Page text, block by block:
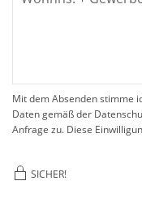
Mit dem Absenden stimme
Daten gemäß der
Anfrage zu. Diese
SICHER!